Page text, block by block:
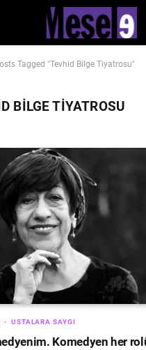
Tagged "Tevhid Bilge Tiyatrosu"
BILGE TIYATROSU
USTALARA SAYGI
Komedyen her